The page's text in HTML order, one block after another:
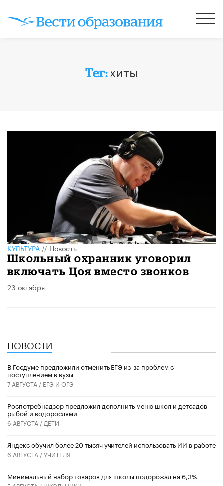
Тег:хиты
КУЛЬТУРА//Новость
Школьный охранник уговорил
включать Цоя вместо звонков
23 октября
НОВОСТИ
В Госдуме предложили отменить ЕГЭ из-за проблем с
поступлением в вузы
7 АВГУСТА / ЕГЭ И ОГЭ
Роспотребнадзор предложил дополнить меню школ и детсадов
рыбой и водорослями
6 АВГУСТА / ДЕТИ
​Яндекс обучил более 20 тысяч учителей использовать ИИ в работе
6 АВГУСТА /УЧИТЕЛЯ
Минимальный набор товаров для школы подорожал на 6,3%